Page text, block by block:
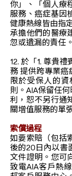
你」、「個人療
服務、癌症基因
健康熱線皆由指
承擔他們的醫療
忽或遺漏的責任。
12. 於「1. 尊貴
務 提供跨專業癌
限於受保人的
則。AIA保留任
利，恕不另行通
關增值服務的單
索償過程
如要索賠（包括
後的20日內以書
文件證明。您可
致電AIA客戶熱